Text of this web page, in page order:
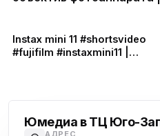
Instax mini 11 #shortsvideo
#fujifilm #instaxmini11 |
Юмедиа в ТЦ Юго-
АДРЕС